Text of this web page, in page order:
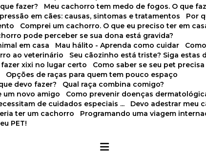
fazer?
Meu cachorro tem medo de fogos. O que
em cães: causas, sintomas e tratamentos
Por
Comprei um cachorro. O que eu preciso ter em
pode perceber se sua dona está gravida?
em casa
Mau hálito - Aprenda como cuidar
ao veterinário
Seu cãozinho está triste? Siga estas
fazer xixi no lugar certo
Como saber se seu pet
Opções de raças para quem tem pouco espaço
devo fazer?
Qual raça combina comigo?
um novo amigo
Como prevenir doenças
de cuidados especiais ...
Devo adestrar meu
ter um cachorro
Programando uma viagem
PET!